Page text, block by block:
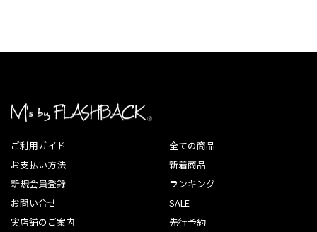
ご利用ガイド
お支払い方法
新規会員登録
お問い合せ
実店舗のご案内
全ての商品
新着商品
ランキング
SALE
先行予約